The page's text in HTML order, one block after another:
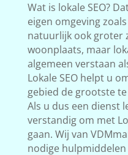
Wat is lokale SEO?
eigen omgeving
natuurlijk ook groter
woonplaats, maar
algemeen verstaan
Lokale SEO helpt u
gebied de grootste
Als u dus een dienst
verstandig om met
gaan. Wij van
nodige